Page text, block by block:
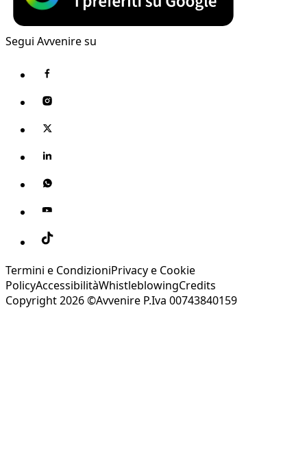
Segui Avvenire su
Termini e CondizioniPrivacy e Cookie
PolicyAccessibilitàWhistleblowingCredits
Copyright 2026 ©Avvenire P.Iva 00743840159